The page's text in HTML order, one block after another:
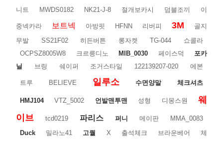
니트
MWDS0182 NK21-J-8 절개보카시 덤블조끼 이
중넥카라 보트넥 아방핏 HFNN 리버피 3M
골지
무발
SS21F02 히든버튼 롱자켓 TG-044
쇼콜라
OCPSZ8005W8
크르릉디노 MIB_0030 페이스덕
포카
닐
브링 쉐이퍼 조거스타일 122139207-020 에본
트루 BELIEVE 일루소 수면양말 체크셔츠
HMJ104 VTZ_5002 언발맨투맨 성형 디몽스원
웨
이브
tcd0219 파리스 퍼니 메이판
MMA_0083
Duck
밀라노41 고퀄 X 출석체크 브라운베어
체